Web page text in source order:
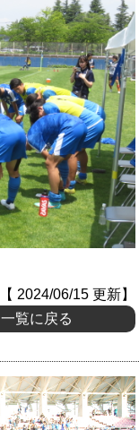
【 2024/06/15 更新】
一覧に戻る